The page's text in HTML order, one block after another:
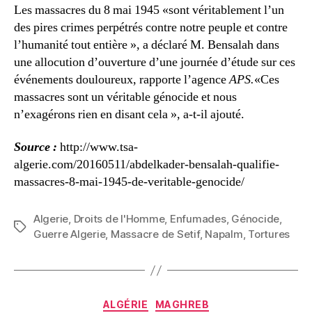
Les massacres du 8 mai 1945 «sont véritablement l’un
des pires crimes perpétrés contre notre peuple et contre
l’humanité tout entière », a déclaré M. Bensalah dans
une allocution d’ouverture d’une journée d’étude sur ces
événements douloureux, rapporte l’agenceAPS.«Ces
massacres sont un véritable génocide et nous
n’exagérons rien en disant cela », a-t-il ajouté.
Source : http://www.tsa-
algerie.com/20160511/abdelkader-bensalah-qualifie-
massacres-8-mai-1945-de-veritable-genocide/
Étiquettes
Algerie, Droits de l'Homme, Enfumades, Génocide,
Guerre Algerie, Massacre de Setif, Napalm, Tortures
Catégories
ALGÉRIE MAGHREB